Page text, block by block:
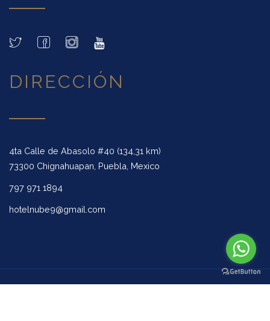
DIRECCIÓN
4ta Calle de Abasolo #40 (134,31 km)
73300 Chignahuapan, Puebla, Mexico
797 971 1894
hotelnube9@gmail.com